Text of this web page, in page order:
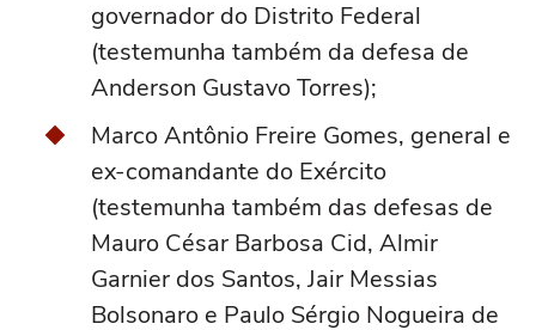
governador do Distrito Federal
(testemunha também da defesa de
Anderson Gustavo Torres);
Marco Antônio Freire Gomes, general e
ex-comandante do Exército
(testemunha também das defesas de
Mauro César Barbosa Cid, Almir
Garnier dos Santos, Jair Messias
Bolsonaro e Paulo Sérgio Nogueira de